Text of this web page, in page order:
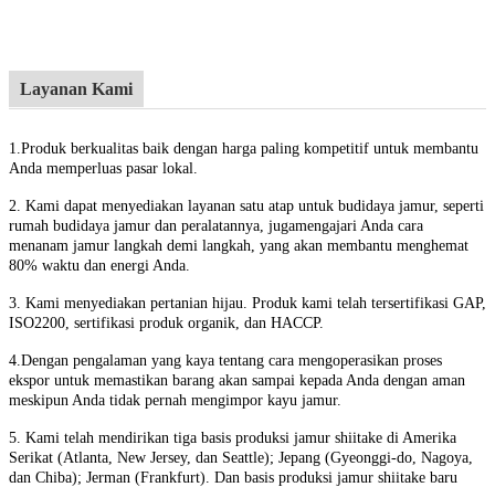
Layanan Kami
1. Produk berkualitas baik dengan harga paling kompetitif untuk membantu
Anda memperluas pasar lokal.
2. Kami dapat menyediakan layanan satu atap untuk budidaya jamur, seperti
rumah budidaya jamur dan peralatannya, jugamengajari Anda cara
menanam jamur langkah demi langkah, yang akan membantu menghemat
80% waktu dan energi Anda.
3. Kami menyediakan pertanian hijau. Produk kami telah tersertifikasi GAP,
ISO2200, sertifikasi produk organik, dan HACCP.
4. Dengan pengalaman yang kaya tentang cara mengoperasikan proses
ekspor untuk memastikan barang akan sampai kepada Anda dengan aman
meskipun Anda tidak pernah mengimpor kayu jamur.
5. Kami telah mendirikan tiga basis produksi jamur shiitake di Amerika
Serikat (Atlanta, New Jersey, dan Seattle); Jepang (Gyeonggi-do, Nagoya,
dan Chiba); Jerman (Frankfurt). Dan basis produksi jamur shiitake baru